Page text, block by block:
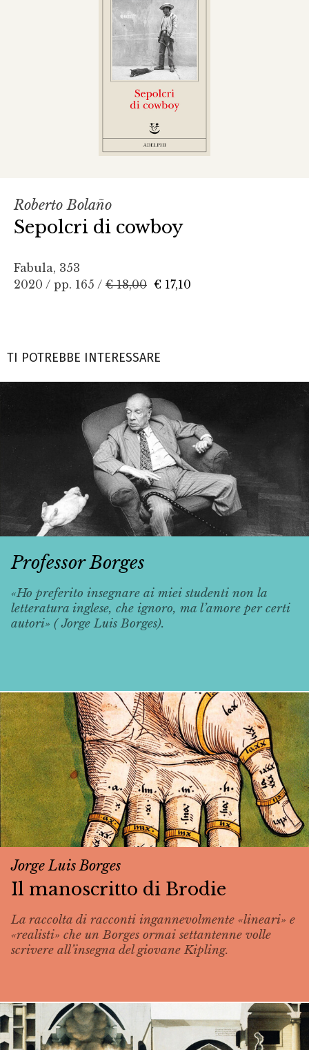
Roberto Bolaño
Sepolcri di cowboy
Fabula, 353
2020 / pp. 165 / € 18,00 € 17,10
TI POTREBBE INTERESSARE
Professor Borges
«Ho preferito insegnare ai miei studenti non la
letteratura inglese, che ignoro, ma l’amore per certi
autori» ( Jorge Luis Borges).
Jorge Luis Borges
Il manoscritto di Brodie
La raccolta di racconti ingannevolmente «lineari» e
«realisti» che un Borges ormai settantenne volle
scrivere all’insegna del giovane Kipling.